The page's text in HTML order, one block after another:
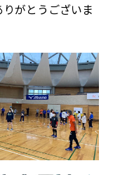
がとうございま